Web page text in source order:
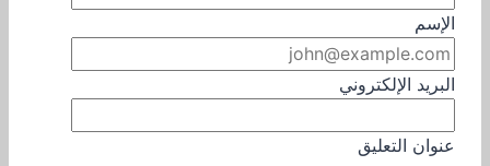
الإسم
البريد الإلكتروني
عنوان التعليق